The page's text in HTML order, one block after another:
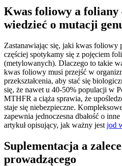
Kwas foliowy a foliany
wiedzieć o mutacji
Zastanawiając się, jaki kwas foliowy
częściej spotykamy się z pojęciem
(metylowanych). Dlaczego to takie
kwas foliowy musi przejść w
przekształcenia, aby stać się
się, że nawet u 40-50% populacji w
MTHFR a ciąża sprawia, że
staje się niebezpieczne.
zapewnia jednoczesna dbałość o
artykuł opisujący, jak ważny jest jod
Suplementacja a
prowadzącego